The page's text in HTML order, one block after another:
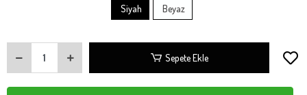
Siyah Beyaz
Sepete Ekle